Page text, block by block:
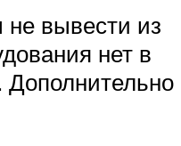
не вывести из
нет в
Дополнительно